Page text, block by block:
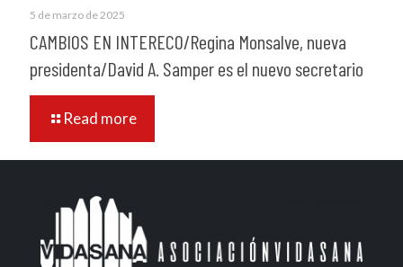
5 de marzo de 2025
CAMBIOS EN INTERECO/Regina Monsalve, nueva
presidenta/David A. Samper es el nuevo secretario
Read more